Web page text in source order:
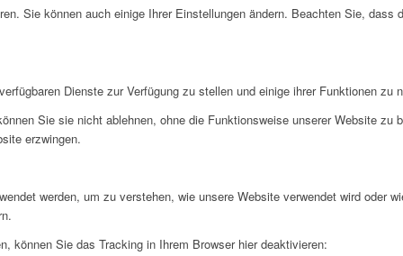
Sie können auch einige Ihrer Einstellungen ändern. Beachten Sie,
Dienste zur Verfügung zu stellen und einige ihrer Funktionen zu
Sie sie nicht ablehnen, ohne die Funktionsweise unserer Website
erzwingen.
werden, um zu verstehen, wie unsere Website verwendet wird oder
können Sie das Tracking in Ihrem Browser hier deaktivieren: